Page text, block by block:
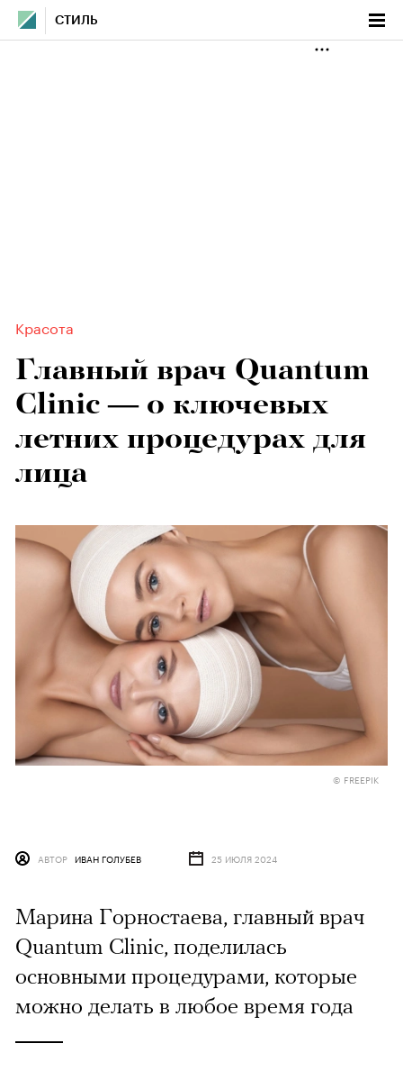
СТИЛЬ
Красота
Главный врач Quantum
Clinic — о ключевых
летних процедурах для
лица
© FREEPIK
АВТОР ИВАН ГОЛУБЕВ 25 ИЮЛЯ 2024
Марина Горностаева, главный врач
Quantum Clinic, поделилась
основными процедурами, которые
можно делать в любое время года